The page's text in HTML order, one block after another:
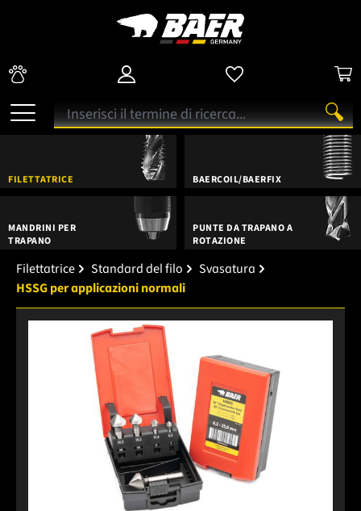
FILETTATRICE BAERCOIL/BAERFIX
MANDRINI PER
TRAPANO
PUNTE DA TRAPANO A
ROTAZIONE
Filettatrice Standard del filo
Svasatura
HSSG per applicazioni normali
Salta la galleria di immagini